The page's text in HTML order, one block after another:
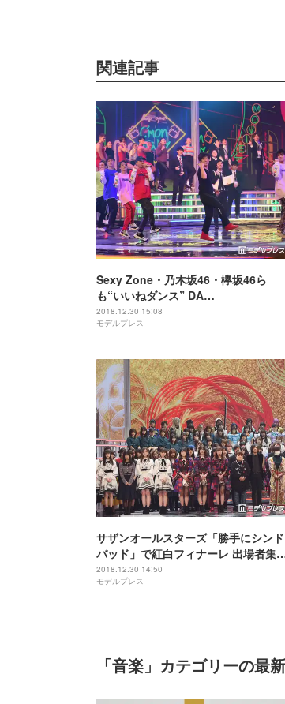
関連記事
Sexy Zone・乃木坂46・欅坂46ら
も“いいねダンス” DA
PUMP「U.S.A.」で紅白出演者とコラ
ボ＜紅白リハ2日目＞
2018.12.30 15:08
モデルプレス
サザンオールスターズ「勝手にシンド
バッド」で紅白フィナーレ 出場者集
で盛り上げる＜紅白リハ2日目＞
2018.12.30 14:50
モデルプレス
「音楽」カテゴリーの最